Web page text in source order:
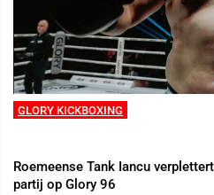
GLORY KICKBOXING
Roemeense Tank Iancu
partij op Glory 96